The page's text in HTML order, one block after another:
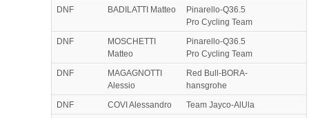
DNF
BADILATTI Matteo
Pinarello-Q36.5
Pro Cycling Team
DNF
MOSCHETTI
Matteo
Pinarello-Q36.5
Pro Cycling Team
DNF
MAGAGNOTTI
Alessio
Red Bull-BORA-
hansgrohe
DNF
COVI Alessandro
Team Jayco-AlUla